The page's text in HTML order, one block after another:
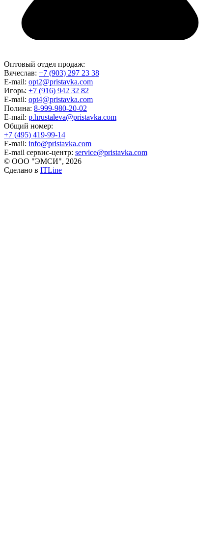
Оптовый отдел продаж:
Вячеслав: +7 (903) 297 23 38
E-mail: opt2@pristavka.com
Игорь: +7 (916) 942 32 82
E-mail: opt4@pristavka.com
Полина: 8-999-980-20-02
E-mail: p.hrustaleva@pristavka.com
Общий номер:
+7 (495) 419-99-14
E-mail: info@pristavka.com
E-mail сервис-центр: service@pristavka.com
© ООО "ЭМСИ", 2026
Сделано в ITLine